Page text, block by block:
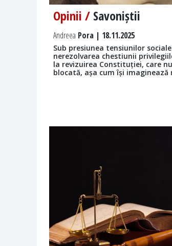
Opinii / Savoniștii
Andreea Pora | 18.11.2025
Sub presiunea tensiunilor
nerezolvarea chestiunii
la revizuirea Constituției, care
blocată, așa cum își